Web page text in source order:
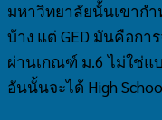
มหาวิทยาลัยนั้นเขากำ
บ้าง แต่ GED มันคือกา
ผ่านเกณฑ์ ม.6 ไม่ใช่แบ
อันนั้นจะได้ High